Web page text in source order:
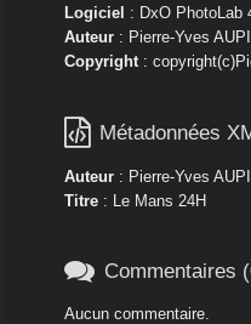
Logiciel : DxO PhotoLab
Auteur: Pierre-Yves
Copyright:
 Métadonnées
Auteur: Pierre-Yves
Titre: Le Mans 24H
 Commentaires
Aucun commentaire.